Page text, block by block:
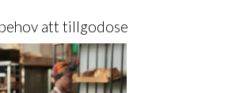
att tillgodose